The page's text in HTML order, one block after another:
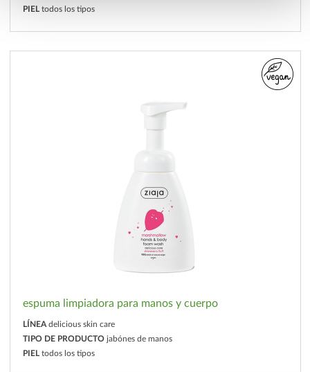
PIEL todos los tipos
espuma limpiadora para manos y cuerpo
LÍNEA delicious skin care
TIPO DE PRODUCTO jabónes de manos
PIEL todos los tipos